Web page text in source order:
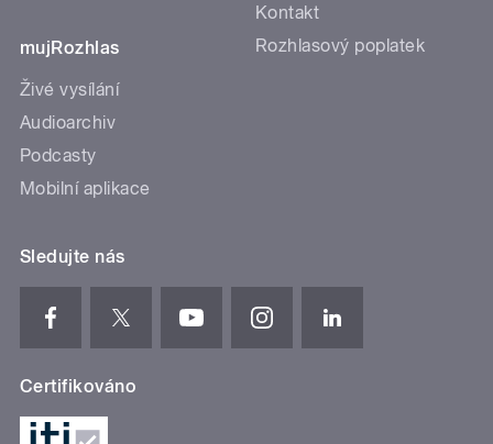
mujRozhlas
Živé vysílání
Audioarchiv
Podcasty
Mobilní aplikace
Kontakt
Rozhlasový poplatek
Sledujte nás
Certifikováno